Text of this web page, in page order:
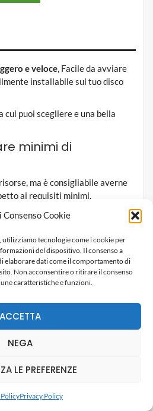
Consenso Cookie
tecnologie come i cookie per
del dispositivo. Il consenso a
elaborare dati come il comportamento di
Non acconsentire o ritirare il consenso
caratteristiche e funzioni.
ACCETTA
NEGA
LE PREFERENZE
Privacy Policy
e veloce, Facile da avviare
installabile sul tuo disco
puoi scegliere e una bella
minimi di
ma è consigliabile averne
ai requisiti minimi.
Intel, AMD o VIA x86 / 64
rigido
di PCLinuxOS
ladistro LinuxPCLinuxOS:
basato su KDE, PCOS basato su
su Mate.
di PCLinuxOS gestita della
su un CD / USB live